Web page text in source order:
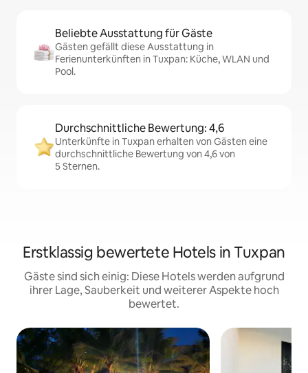
Beliebte Ausstattung für Gäste
Gästen gefällt diese Ausstattung in
Ferienunterkünften in Tuxpan: Küche, WLAN und
Pool.
Durchschnittliche Bewertung: 4,6
Unterkünfte in Tuxpan erhalten von Gästen eine
durchschnittliche Bewertung von 4,6 von
5 Sternen.
Erstklassig bewertete Hotels in Tuxpan
Gäste sind sich einig: Diese Hotels werden aufgrund
ihrer Lage, Sauberkeit und weiterer Aspekte hoch
bewertet.